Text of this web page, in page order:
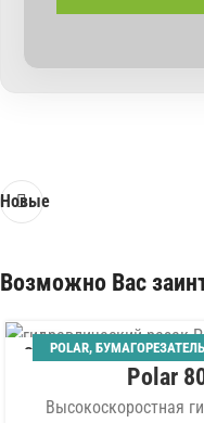
Новые
Возможно Вас
06 POLAR,
Polar
Высокоскоростная